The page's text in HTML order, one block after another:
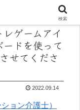
ゲームアイ
ドを使って
せてくださ
2022.09.14
ョン介護士）
検索